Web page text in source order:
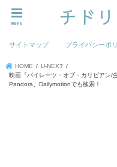
menu
サイトマップ プライバシーポ
HOME
U-NEXT
映画『パイレーツ・オブ・カリビアン/
Pandora、Dailymotionでも検索！